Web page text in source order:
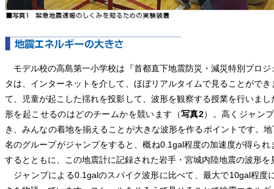
モデル校の高島第一小学校は『首都直下地震防災・減災特別プロ
タは、インターネットを介して、ほぼリアルタイムで見ることがで
て、児童が起こした揺れを投影して、波形を観察する授業を行いま
形を起こせるのはどのチームかを競います（写真2）。高くジャン
き、みんなの着地を揃えることが大きな波形を作るポイントです。
名のグループがジャンプをすると、概ね0.1gal程度の加速度が得ら
するとともに、この地震計に記録された岩手・宮城内陸地震の波形を
ジャンプによる0.1galのスパイク波形に比べて、最大で10gal程度